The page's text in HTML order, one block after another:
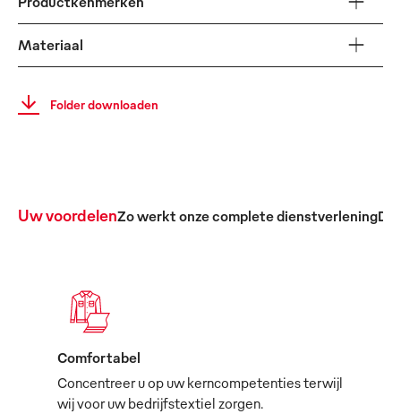
Materiaal
Folder downloaden
Uw voordelenZo werkt onze complete dienstverleningDe
Comfortabel
Concentreer u op uw kerncompetenties terwijl
wij voor uw bedrijfstextiel zorgen.